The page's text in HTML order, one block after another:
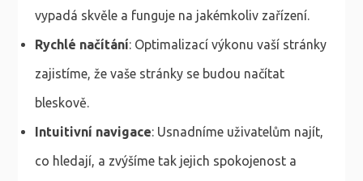
vypadá skvěle a funguje na jakémkoliv zařízení.
Rychlé načítání: Optimalizací výkonu vaší stránky
zajistíme, že vaše stránky se budou načítat
bleskově.
Intuitivní navigace: Usnadníme uživatelům najít,
co hledají, a zvýšíme tak jejich spokojenost a